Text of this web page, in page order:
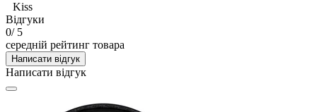
Kiss
Відгуки
0/ 5
середній рейтинг товара
Написати відгук
Написати відгук